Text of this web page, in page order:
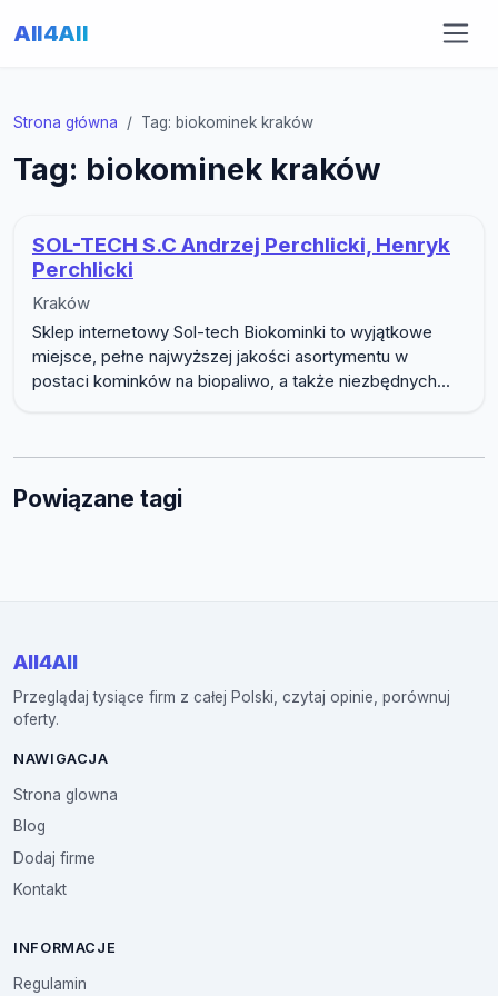
All4All
Strona główna Tag: biokominek kraków
Tag: biokominek kraków
SOL-TECH S.C Andrzej Perchlicki, Henryk
Perchlicki
Kraków
Sklep internetowy Sol-tech Biokominki to wyjątkowe
miejsce, pełne najwyższej jakości asortymentu w
postaci kominków na biopaliwo, a także niezbędnych...
Powiązane tagi
All4All
Przeglądaj tysiące firm z całej Polski, czytaj opinie, porównuj
oferty.
NAWIGACJA
Strona glowna
Blog
Dodaj firme
Kontakt
INFORMACJE
Regulamin